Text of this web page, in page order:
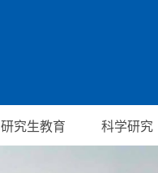
研究生教育 科学研究